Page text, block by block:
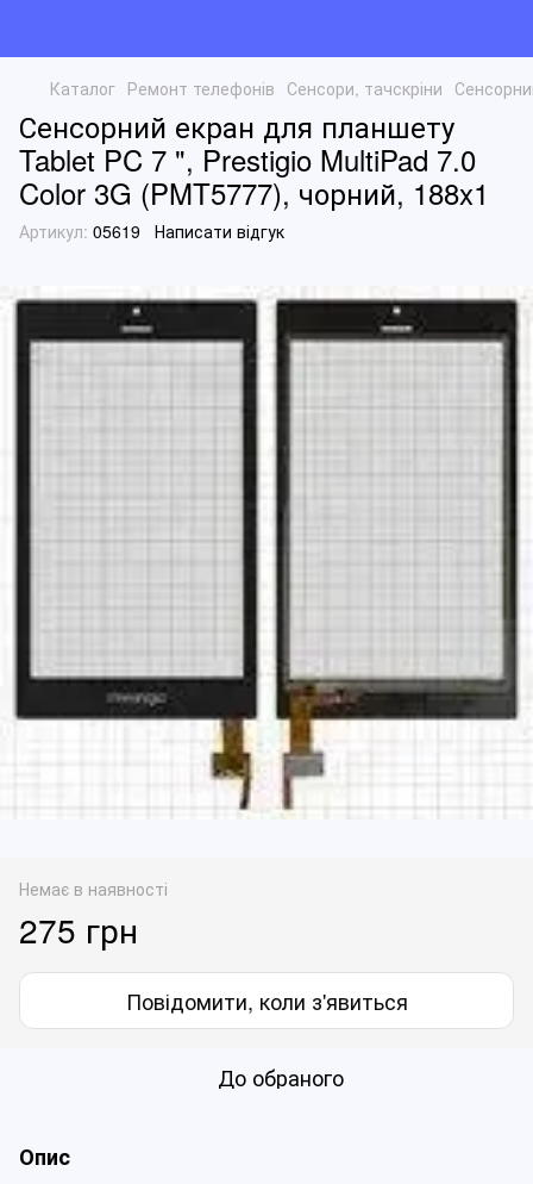
Каталог Ремонт телефонів Сенсори, тачскріни
Сенсорний екран для планшету
Tablet PC 7 ", Prestigio MultiPad 7.0
Color 3G (PMT5777), чорний, 188x1
Артикул: 05619 Написати відгук
Немає в наявності
275 грн
Повідомити, коли з'явиться
До обраного
Опис